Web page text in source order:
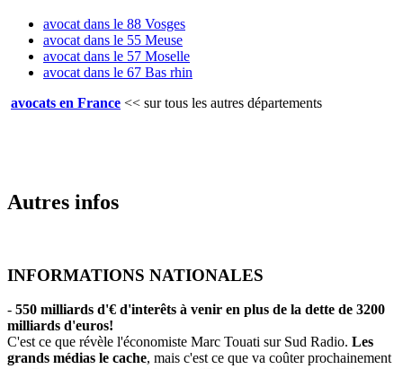
avocat dans le 88 Vosges
avocat dans le 55 Meuse
avocat dans le 57 Moselle
avocat dans le 67 Bas rhin
avocats en France << sur tous les autres départements
Autres infos
INFORMATIONS NATIONALES
- 550 milliards d'€ d'interêts à venir en plus de la dette de 3200
milliards d'euros!
C'est ce que révèle l'économiste Marc Touati sur Sud Radio. Les
grands médias le cache, mais c'est ce que va coûter prochainement